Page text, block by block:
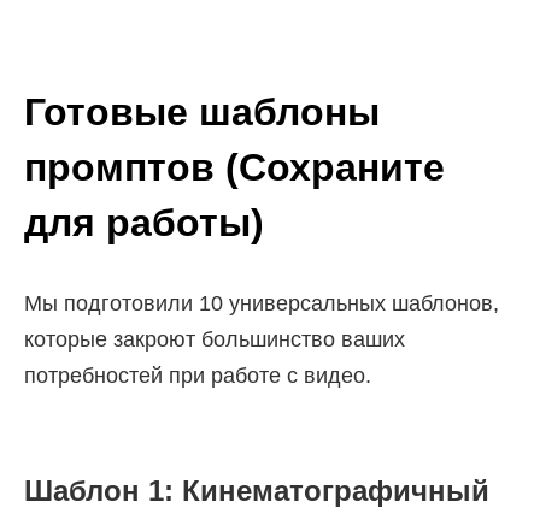
Готовые шаблоны
промптов (Сохраните
для работы)
Мы подготовили 10 универсальных шаблонов,
которые закроют большинство ваших
потребностей при работе с видео.
Шаблон 1: Кинематографичный